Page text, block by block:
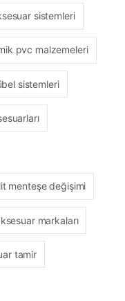
sistemleri
pvc malzemeleri
sistemleri
menteşe değişimi
markaları
tamir